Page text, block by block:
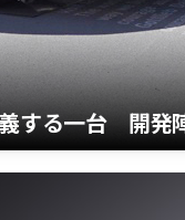
する一台 開発